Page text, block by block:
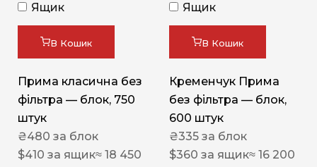
Ящик
В Кошик
Прима класична без
фільтра — блок, 750
штук
₴480 за блок
$410 за ящик≈ 18 450
Ящик
В Кошик
Кременчук Прима
без фільтра — блок,
600 штук
₴335 за блок
$360 за ящик≈ 16 200